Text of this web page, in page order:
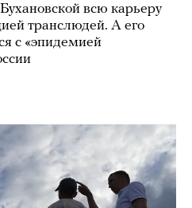
всю карьеру
транслюдей. А его
с «эпидемией